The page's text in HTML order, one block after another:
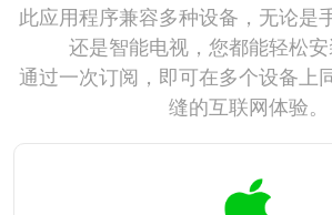
此应用程序兼容多种设备，无论是
还是智能电视，您都能轻松安
通过一次订阅，即可在多个设备上
缝的互联网体验。